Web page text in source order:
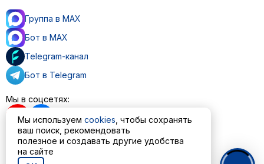
Группа в MAX
Бот в MAX
Telegram-канал
Бот в Telegram
Мы в соцсетях:
Пользовательское соглашение
Политика обработки персональных данных
Мы используем cookies , чтобы сохранять
ваш поиск, рекомендовать
полезное и создавать другие удобства
на сайте